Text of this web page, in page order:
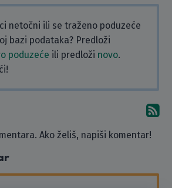
netočni ili se traženo poduzeće
bazi podataka? Predloži
poduzeće ili predloži novo.
Ako želiš, napiši komentar!